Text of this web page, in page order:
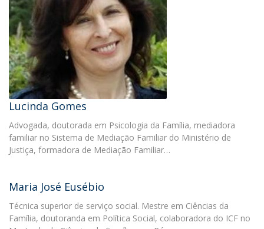
Lucinda Gomes
Advogada, doutorada em Psicologia da Família, mediadora
familiar no Sistema de Mediação Familiar do Ministério de
Justiça, formadora de Mediação Familiar…
Maria José Eusébio
Técnica superior de serviço social. Mestre em Ciências da
Família, doutoranda em Política Social, colaboradora do ICF no